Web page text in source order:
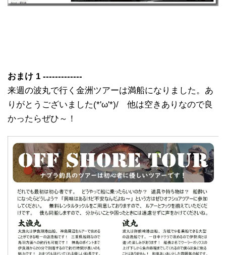
おまけ 1 -------------
来週の波丸で行く金洲ツアーは満船になりました。あ
りがとうございました(*'ω'*)/ 他は空きありなので良
かったらぜひ～！